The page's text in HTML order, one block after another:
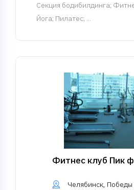
Cекция бодибилдинга;
Йога; Пилатес; ...
Фитнес клуб Пик
Челябинск,